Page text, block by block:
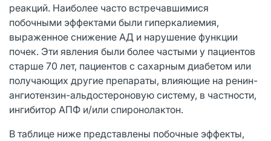
реакций. Наиболее часто встречавшимися
побочными эффектами были гиперкалиемия,
выраженное снижение АД и нарушение функции
почек. Эти явления были более частыми у пациентов
старше 70 лет, пациентов с сахарным диабетом или
получающих другие препараты, влияющие на ренин-
ангиотензин-альдостероновую систему, в частности,
ингибитор АПФ и/или спиронолактон.
В таблице ниже представлены побочные эффекты,